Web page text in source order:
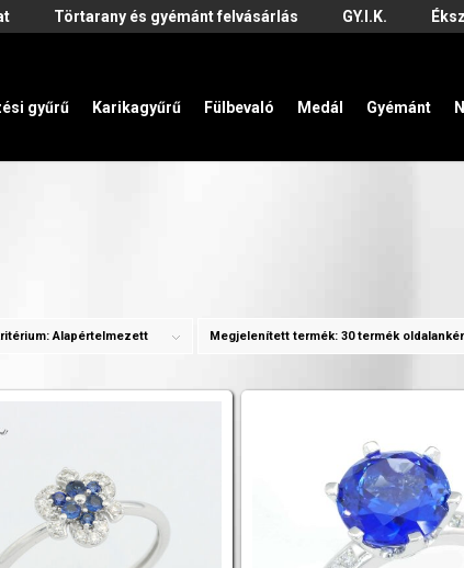
Törtarany és gyémánt felvásárlás GY.I.K.
gyűrű Karikagyűrű Fülbevaló Medál Gyémánt
Alapértelmezett Megjelenített termék: 30 termék